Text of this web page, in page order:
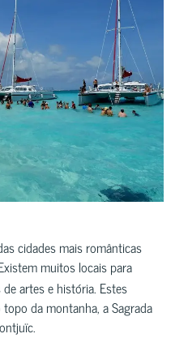
cidades mais românticas
muitos locais para
artes e história. Estes
da montanha, a Sagrada